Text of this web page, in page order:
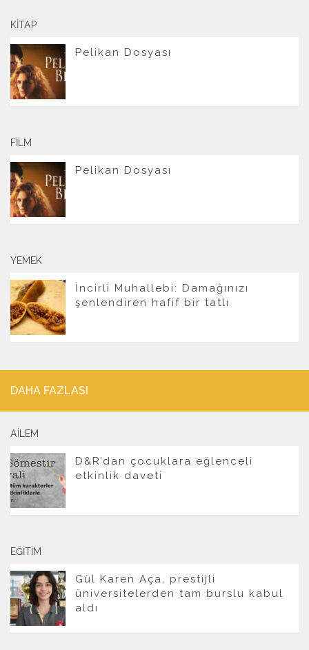
KITAP
Pelikan Dosyası
FILM
Pelikan Dosyası
YEMEK
İncirli Muhallebi: Damağınızı
şenlendiren hafif bir tatlı
DAHA FAZLASI
AILEM
D&R’dan çocuklara eğlenceli
etkinlik daveti
EĞITIM
Gül Karen Aça, prestijli
üniversitelerden tam burslu kabul
aldı